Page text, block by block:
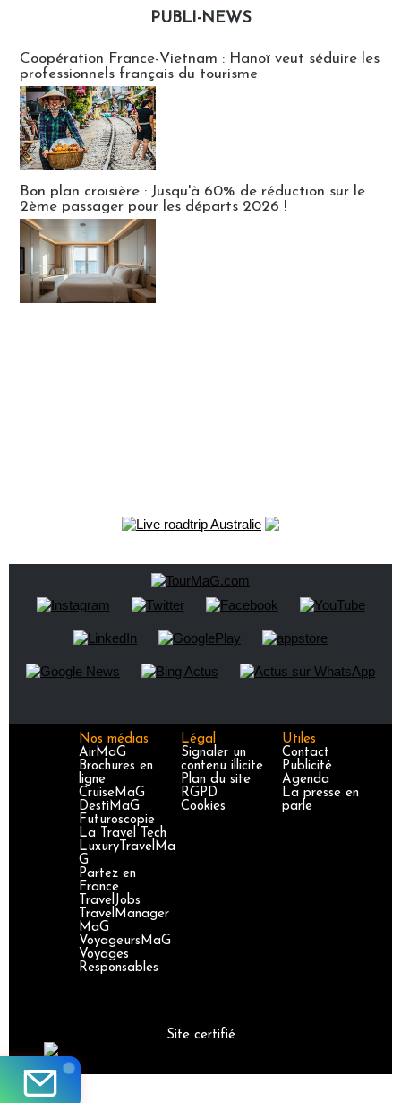
PUBLI-NEWS
Coopération France-Vietnam : Hanoï veut séduire les
professionnels français du tourisme
Bon plan croisière : Jusqu'à 60% de réduction sur le
2ème passager pour les départs 2026 !
Nos médias
AirMaG
Brochures en
ligne
CruiseMaG
DestiMaG
Futuroscopie
La Travel Tech
LuxuryTravelMa
G
Partez en
France
TravelJobs
TravelManager
MaG
VoyageursMaG
Voyages
Responsables
Légal
Signaler un
contenu illicite
Plan du site
RGPD
Cookies
Utiles
Contact
Publicité
Agenda
La presse en
parle
Site certifié